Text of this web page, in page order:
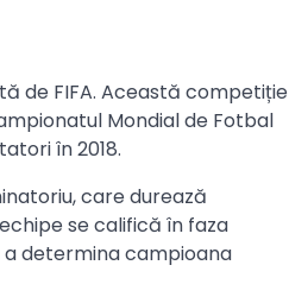
de FIFA. Această competiție
Mondial de Fotbal
în 2018.
care durează
se califică în faza
a determina campioana